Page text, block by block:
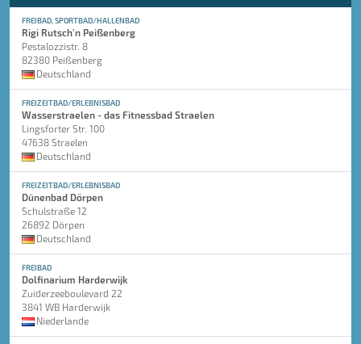
FREIBAD, SPORTBAD/HALLENBAD
Rigi Rutsch'n Peißenberg
Pestalozzistr. 8
82380 Peißenberg
Deutschland
FREIZEITBAD/ERLEBNISBAD
Wasserstraelen - das Fitnessbad Straelen
Lingsforter Str. 100
47638 Straelen
Deutschland
FREIZEITBAD/ERLEBNISBAD
Dünenbad Dörpen
Schulstraße 12
26892 Dörpen
Deutschland
FREIBAD
Dolfinarium Harderwijk
Zuiderzeeboulevard 22
3841 WB Harderwijk
Niederlande